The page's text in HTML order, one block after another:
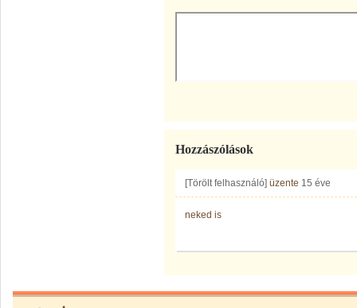
Hozzászólások
[Törölt felhasználó] üzente 15 éve
neked is